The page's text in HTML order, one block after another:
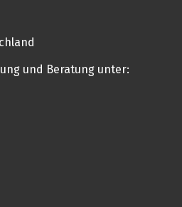
und Beratung unter: